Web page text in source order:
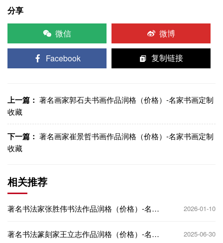
分享
微信
微博
Facebook 复制链接
上一篇： 著名画家郭石夫书画作品润格（价格）-名家书画定制
收藏
下一篇： 著名画家崔景哲书画作品润格（价格）-名家书画定制
收藏
相关推荐
著名书法家张胜伟书法作品润格（价格）-名家
2026-01-10
著名书法篆刻家王立志作品润格（价格）-名家
2025-06-30